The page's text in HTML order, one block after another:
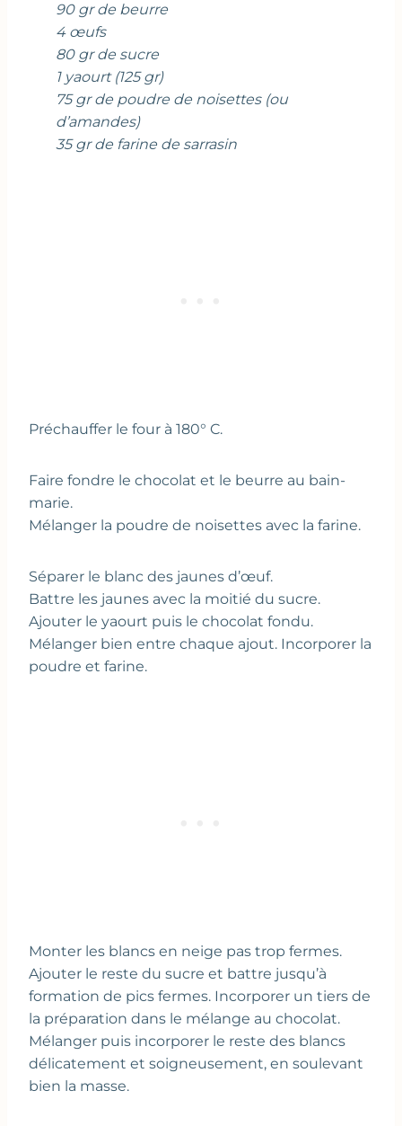
90 gr de beurre
4 œufs
80 gr de sucre
1 yaourt (125 gr)
75 gr de poudre de noisettes (ou
d’amandes)
35 gr de farine de sarrasin
Préchauffer le four à 180° C.
Faire fondre le chocolat et le beurre au bain-
marie.
Mélanger la poudre de noisettes avec la farine.
Séparer le blanc des jaunes d’œuf.
Battre les jaunes avec la moitié du sucre.
Ajouter le yaourt puis le chocolat fondu.
Mélanger bien entre chaque ajout. Incorporer la
poudre et farine.
Monter les blancs en neige pas trop fermes.
Ajouter le reste du sucre et battre jusqu’à
formation de pics fermes. Incorporer un tiers de
la préparation dans le mélange au chocolat.
Mélanger puis incorporer le reste des blancs
délicatement et soigneusement, en soulevant
bien la masse.